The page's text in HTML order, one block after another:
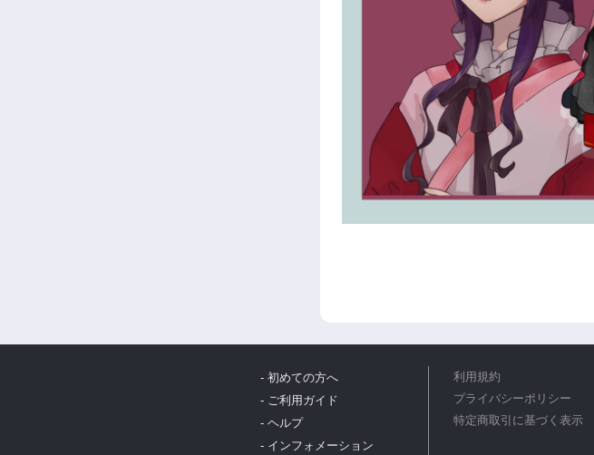
- 初めての方へ
- ご利用ガイド
- ヘルプ
- インフォメーション
利用規約
プライバシーポリシー
特定商取引に基づく表示